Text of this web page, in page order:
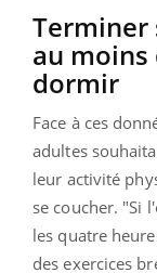
Terminer
au moins
dormir
Face à ces
adultes
leur activité
se coucher. "Si
les quatre
des exercices